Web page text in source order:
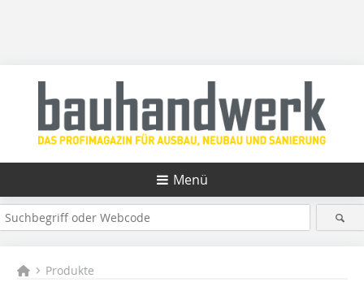
Menü
Produkte